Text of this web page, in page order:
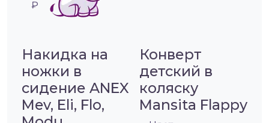
₽
Накидка на
ножки в
сидение ANEX
Mev, Eli, Flo,
Конверт
детский в
коляску
Mansita Flappy